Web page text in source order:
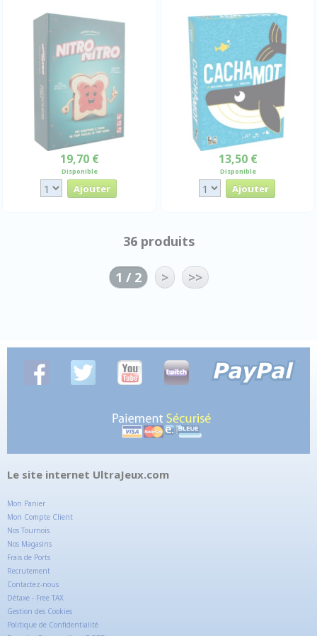
19,70 €
Disponible
13,50 €
Disponible
36 produits
1 / 2 > >>
Le site internet UltraJeux.com
Mon Panier
Mon Compte Client
Nos Tournois
Nos Magasins
Frais de Ports
Recrutement
Contactez-nous
Détaxe - Free TAX
Gestion des Cookies
Politique de Confidentialité